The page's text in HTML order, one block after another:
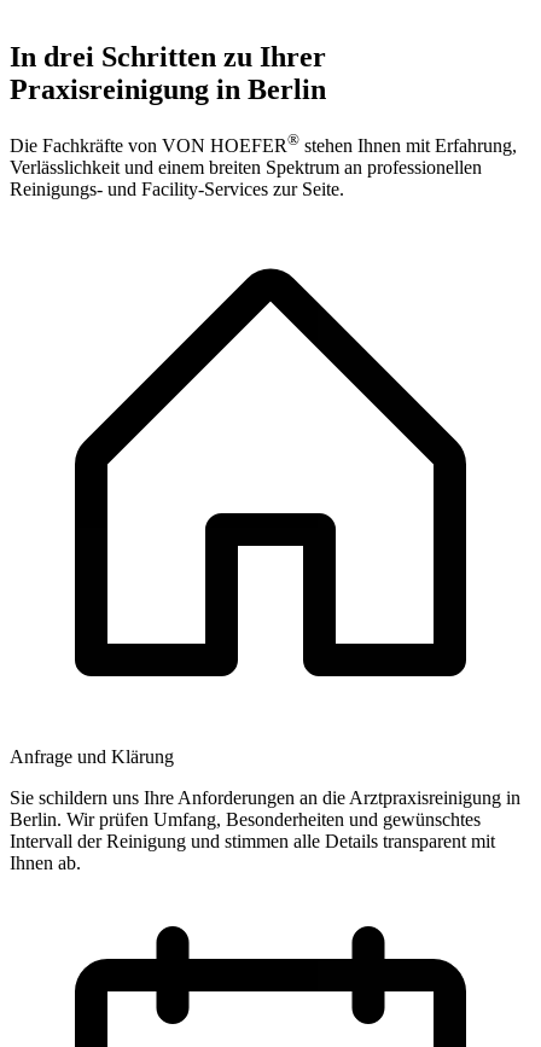
In drei Schritten zu Ihrer
Praxisreinigung in Berlin
Die Fachkräfte von VON HOEFER® stehen Ihnen mit Erfahrung,
Verlässlichkeit und einem breiten Spektrum an professionellen
Reinigungs- und Facility-Services zur Seite.
Anfrage und Klärung
Sie schildern uns Ihre Anforderungen an die Arztpraxisreinigung in
Berlin. Wir prüfen Umfang, Besonderheiten und gewünschtes
Intervall der Reinigung und stimmen alle Details transparent mit
Ihnen ab.